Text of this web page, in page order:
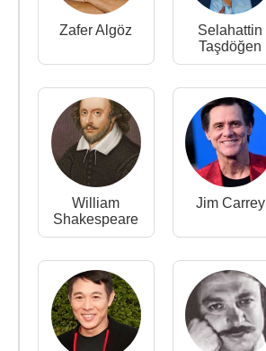
Zafer Algöz
Selahattin
Taşdöğen
William
Shakespeare
Jim Carrey